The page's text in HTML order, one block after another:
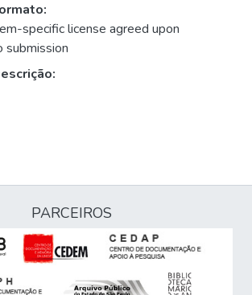
specific license agreed upon
submission
PARCEIROS